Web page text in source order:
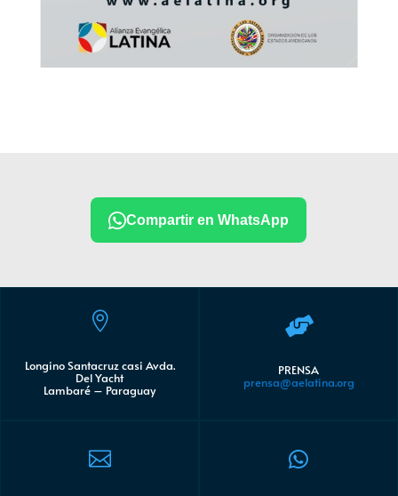
Compartir en WhatsApp

Longino Santacruz casi Avda.
Del Yacht
Lambaré – Paraguay


PRENSA
prensa@aelatina.org
